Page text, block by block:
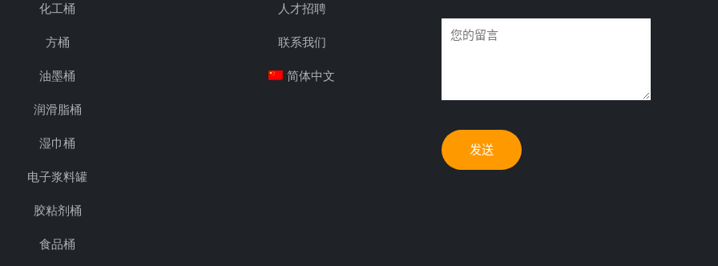
化工桶
方桶
油墨桶
润滑脂桶
湿巾桶
电子浆料罐
胶粘剂桶
食品桶
人才招聘
联系我们
简体中文